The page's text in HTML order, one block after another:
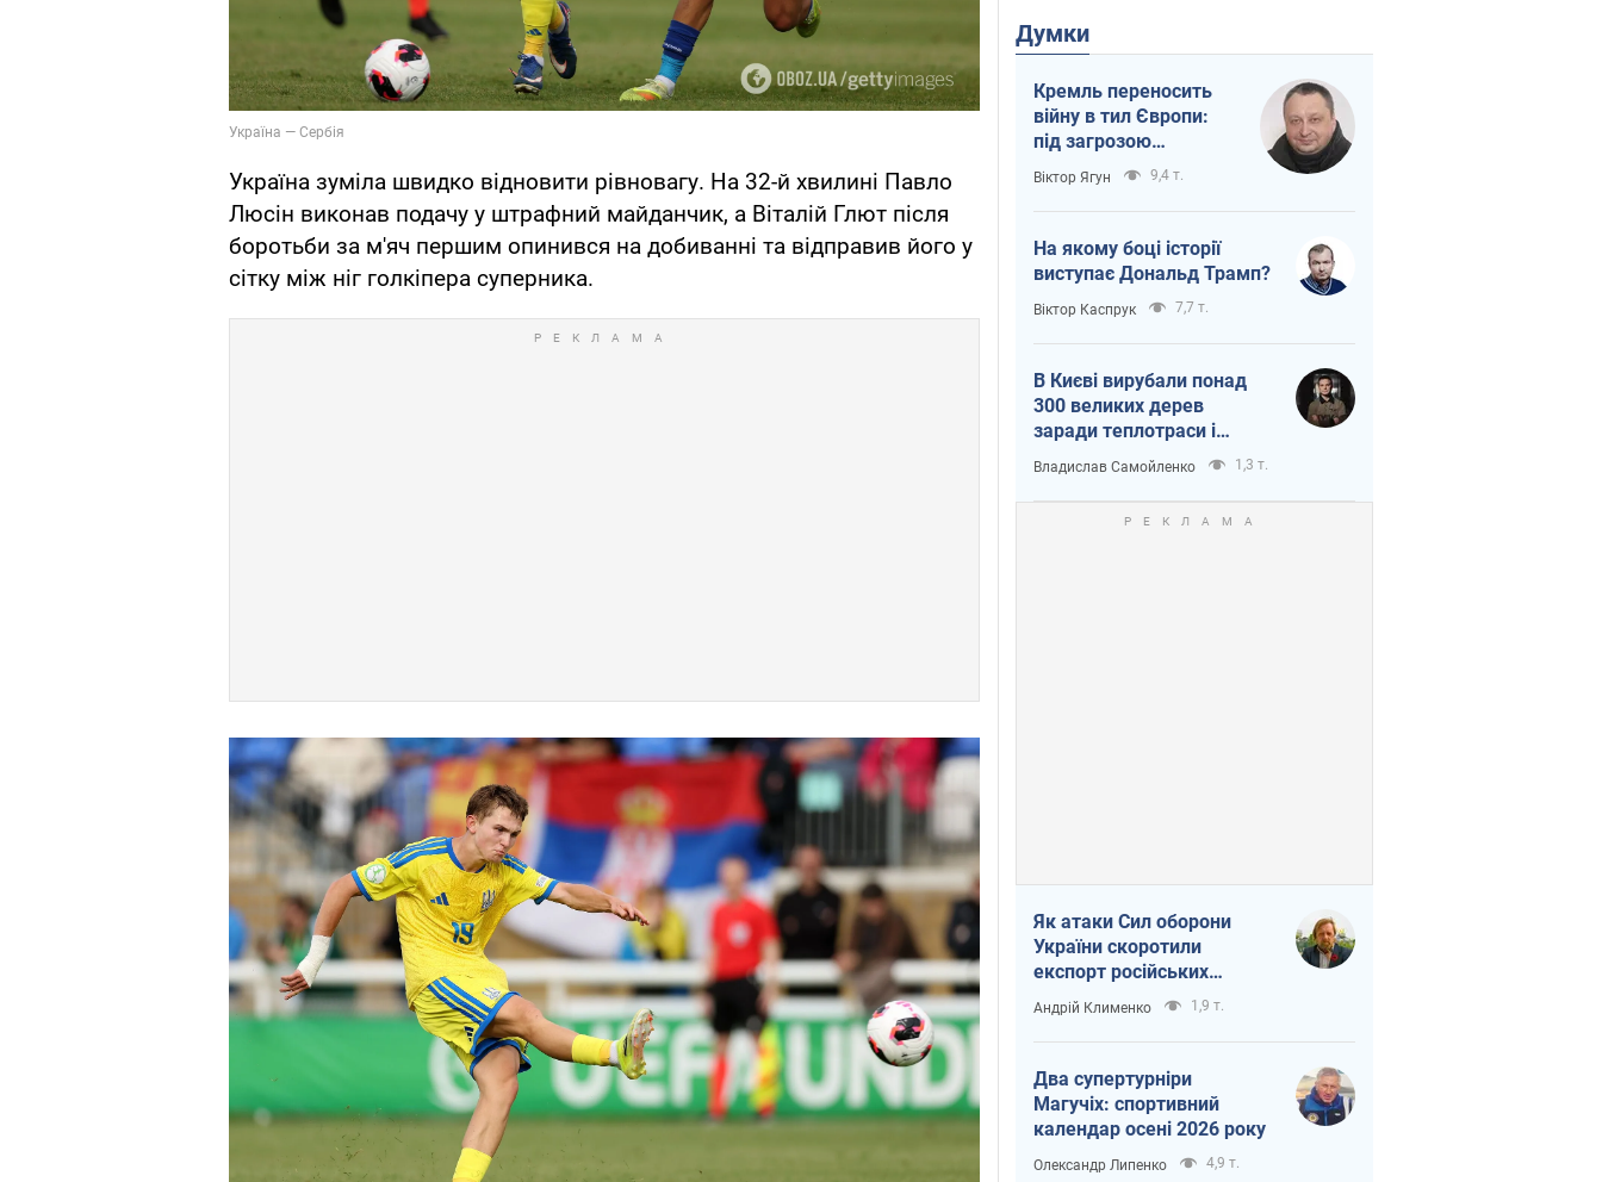
Україна зуміла швидко відновити рівновагу. На 32-й хвилині Павло
Люсін виконав подачу у штрафний майданчик, а Віталій Глют після
боротьби за м'яч першим опинився на добиванні та відправив його у
сітку між ніг голкіпера суперника.
Думки
Кремль переносить
війну в тил Європи:
під загрозою
критична логістика
Віктор Ягун 9,4 т.
На якому боці історії
виступає Дональд Трамп?
Віктор Каспрук 7,7 т.
В Києві вирубали понад
300 великих дерев
заради теплотраси і
всупереч Генплану
Владислав Самойленко 1,3 т.
Як атаки Сил оборони
України скоротили
експорт російських
нафтопродуктів
Андрій Клименко 1,9 т.
Два супертурніри
Магучіх: спортивний
календар осені 2026 року
Олександр Липенко 4,9 т.